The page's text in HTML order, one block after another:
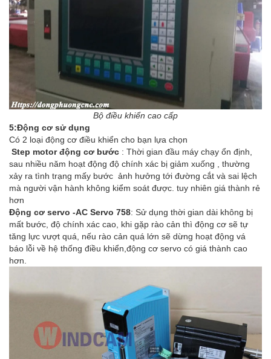
Bộ điều khiển cao cấp
5:Động cơ sử dụng
Có 2 loại động cơ điều khiển cho bạn lựa chọn
Step motor động cơ bước : Thời gian đầu máy chạy ổn định,
sau nhiều năm hoạt động độ chính xác bị giảm xuống , thường
xảy ra tình trạng mấy bước ảnh hưởng tới đường cắt và sai lệch
mà người vận hành không kiểm soát được. tuy nhiên giá thành rẻ
hơn
Động cơ servo -AC Servo 758: Sử dụng thời gian dài không bị
mất bước, độ chính xác cao, khi gặp rào cản thì động cơ sẽ tự
tăng lực vượt quá, nếu rào cản quá lớn sẽ dừng hoạt động vá
báo lỗi về hệ thống điều khiển,động cơ servo có giá thành cao
hơn.